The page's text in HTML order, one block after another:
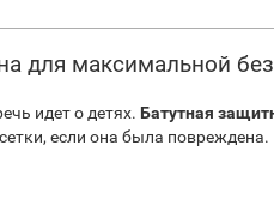
для максимальной
идет о детях. Батутная
если она была